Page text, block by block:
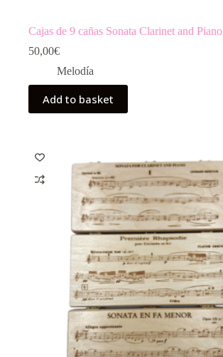
Cajas de 9 cañas Sonata Clarinet and Piano
50,00€
Melodía
Add to basket